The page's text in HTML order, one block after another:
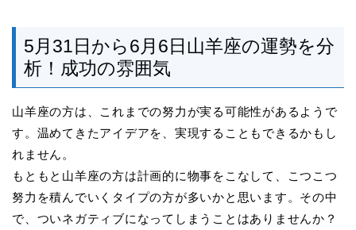
5月31日から6月6日山羊座の運勢を分
析！成功の雰囲気
山羊座の方は、これまでの努力が実る可能性があるようで
す。温めてきたアイデアを、実現することもできるかもし
れません。
もともと山羊座の方は計画的に物事をこなして、こつこつ
努力を積んでいくタイプの方が多いかと思います。その中
で、ついネガティブになってしまうことはありませんか？